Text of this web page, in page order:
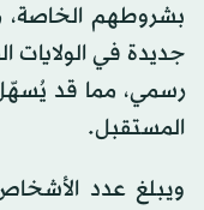
بشروطهم الخاصة،
جديدة في الولايات
رسمي، مما قد
المستقبل.
ويبلغ عدد